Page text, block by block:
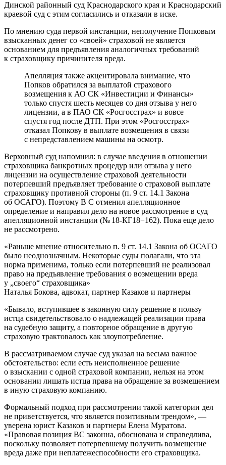
Динской районный суд Краснодарского края и Краснодарский
краевой суд с этим согласились и отказали в иске.
По мнению суда первой инстанции, неполучение Попковым
взысканных денег со «своей» страховой не является
основанием для предъявления аналогичных требований
к страховщику причинителя вреда.
Апелляция также акцентировала внимание, что
Попков обратился за выплатой страхового
возмещения к АО СК «Инвестиции и Финансы»
только спустя шесть месяцев со дня отзыва у него
лицензии, а в ПАО СК «Росгосстрах» и вовсе
спустя год после ДТП. При этом «Росгосстрах»
отказал Попкову в выплате возмещения в связи
с непредставлением машины на осмотр.
Верховный суд напомнил: в случае введения в отношении
страховщика банкротных процедур или отзыва у него
лицензии на осуществление страховой деятельности
потерпевший предъявляет требование о страховой выплате
страховщику противной стороны (п. 9 ст. 14.1 Закона
об ОСАГО). Поэтому В С отменил апелляционное
определение и направил дело на новое рассмотрение в суд
апелляционной инстанции (№ 18-КГ18−162). Пока еще дело
не рассмотрено.
«Раньше мнение относительно п. 9 ст. 14.1 Закона об ОСАГО
было неоднозначным. Некоторые суды полагали, что эта
норма применима, только если потерпевший не реализовал
право на предъявление требования о возмещении вреда
у „своего“ страховщика»
Наталья Бокова, адвокат, партнер Казаков и партнеры
«Бывало, вступившее в законную силу решение в пользу
истца свидетельствовало о надлежащей реализации права
на судебную защиту, а повторное обращение в другую
страховую трактовалось как злоупотребление.
В рассматриваемом случае суд указал на весьма важное
обстоятельство: если есть неисполненное решение
о взыскании с одной страховой компании, нельзя на этом
основании лишать истца права на обращение за возмещением
в иную страховую компанию.
Формальный подход при рассмотрении такой категории дел
не приветствуется, что является позитивным трендом», —
уверена юрист Казаков и партнеры Елена Муратова.
«Правовая позиция ВС законна, обоснована и справедлива,
поскольку позволяет потерпевшему получить возмещение
вреда даже при неплатежеспособности его страховщика.